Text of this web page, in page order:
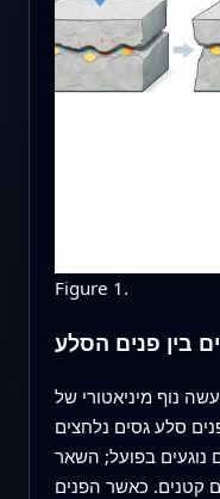
Figure 1.
בין פנים הסלע
נוף מיניאטורי של
סלע גסים נלחצים
נוגעים בפועל; השאר
קטנים. כאשר הפנים